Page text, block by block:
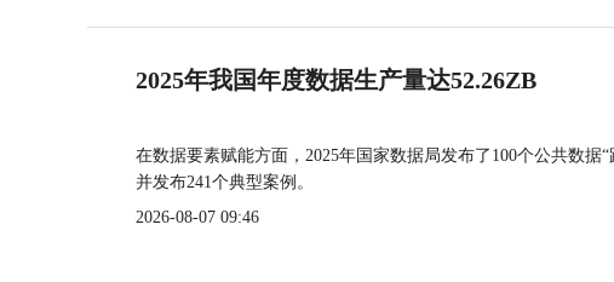
2025年我国年度数据生产量达52.26ZB
在数据要素赋能方面，2025年国家数据局发布了100个公共数据
并发布241个典型案例。
2026-08-07 09:46